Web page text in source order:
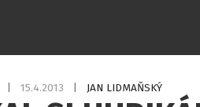
15.4.2013 JAN LIDMAŇSKÝ